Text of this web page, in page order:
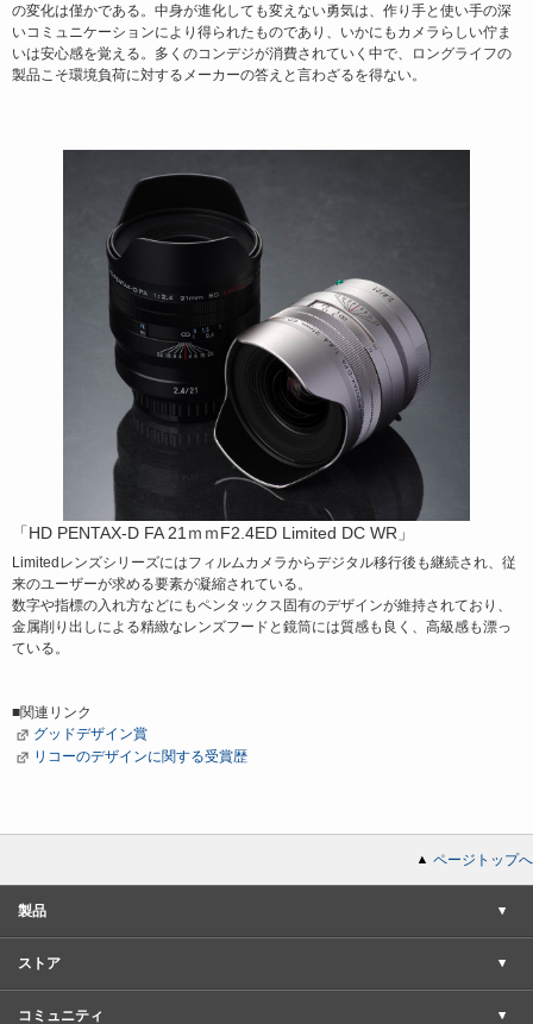
の変化は僅かである。中身が進化しても変えない勇気は、作り手と使い手の深
いコミュニケーションにより得られたものであり、いかにもカメラらしい佇ま
いは安心感を覚える。多くのコンデジが消費されていく中で、ロングライフの
製品こそ環境負荷に対するメーカーの答えと言わざるを得ない。
「HD PENTAX-D FA 21ｍｍF2.4ED Limited DC WR」
Limitedレンズシリーズにはフィルムカメラからデジタル移行後も継続され、従
来のユーザーが求める要素が凝縮されている。
数字や指標の入れ方などにもペンタックス固有のデザインが維持されており、
金属削り出しによる精緻なレンズフードと鏡筒には質感も良く、高級感も漂っ
ている。
■関連リンク
グッドデザイン賞
リコーのデザインに関する受賞歴
ページトップへ
製品
ストア
コミュニティ